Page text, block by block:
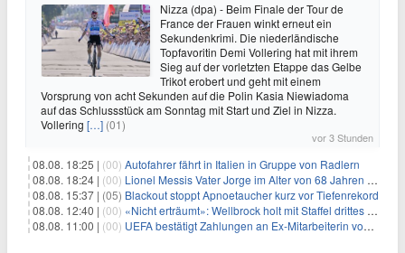
Nizza (dpa) - Beim Finale der Tour de
France der Frauen winkt erneut ein
Sekundenkrimi. Die niederländische
Topfavoritin Demi Vollering hat mit ihrem
Sieg auf der vorletzten Etappe das Gelbe
Trikot erobert und geht mit einem
Vorsprung von acht Sekunden auf die Polin Kasia Niewiadoma
auf das Schlussstück am Sonntag mit Start und Ziel in Nizza.
Vollering […] (01)
vor 3 Stunden
08.08. 18:25 | (00) Autofahrer fährt in Italien in Gruppe von Radlern
08.08. 18:24 | (00) Lionel Messis Vater Jorge im Alter von 68 Jahren gestorben
08.08. 15:37 | (05) Blackout stoppt Apnoetaucher kurz vor Tiefenrekord
08.08. 12:40 | (00) «Nicht erträumt»: Wellbrock holt mit Staffel drittes EM-Gold
08.08. 11:00 | (00) UEFA bestätigt Zahlungen an Ex-Mitarbeiterin von Infantino